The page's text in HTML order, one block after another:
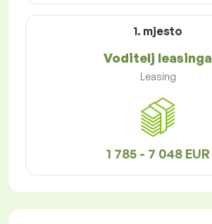
1. mjesto
Voditelj leasinga
Leasing
1 785 - 7 048 EUR